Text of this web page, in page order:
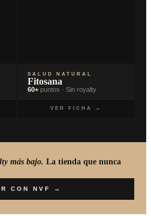
SALUD NATURAL
Fitosana
60+puntos · Sin royalty
VER FICHA →
más bajo. La tienda que nunca
CON NVF →